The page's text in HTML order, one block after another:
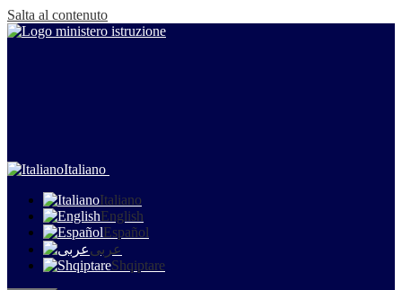
Salta al contenuto
Italiano
Italiano
English
Español
عربى
Shqiptare